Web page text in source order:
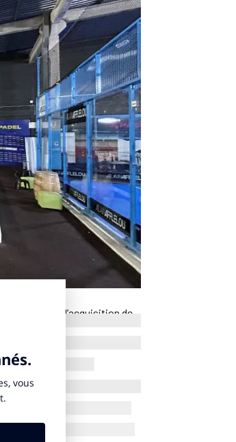
a fait l’acquisition de